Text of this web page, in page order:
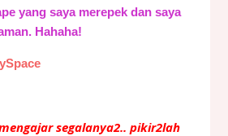
yang saya merepek dan saya
Hahaha!
segalanya2.. pikir2lah